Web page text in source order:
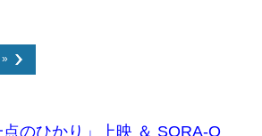
»
点のひかり」上映 ＆ SORA-Q